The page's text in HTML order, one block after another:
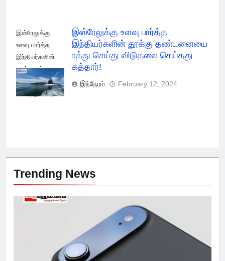
இஸ்ரேலுக்கு
உளவு பார்த்த
இந்தியர்களின்
தூக்கு ரத்து
செய்து விடுதலை
செய்தது கத்தார்!
இஸ்ரேலுக்கு உளவு பார்த்த
இந்தியர்களின் தூக்கு தண்டனையை
ரத்து செய்து விடுதலை செய்தது
கத்தார்!
இந்நேரம் February 12, 2024
Trending News